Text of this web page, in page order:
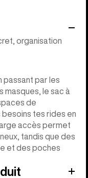
organisation
passant par les
masques, le sac à
de
tes rides en
accès permet
tandis que des
et des poches